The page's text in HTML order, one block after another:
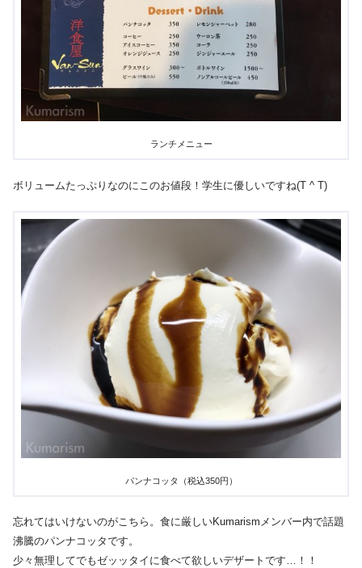
ランチメニュー
ボリュームたっぷりなのにこのお値段！学生に優しいですね(T ^ T)
パンナコッタ（税込350円）
忘れてはいけないのがこちら。食に厳しいKumarismメンバー内で話題
沸騰のパンナコッタです。
少々無理してでもゼッッタイに食べて欲しいデザートです…！！